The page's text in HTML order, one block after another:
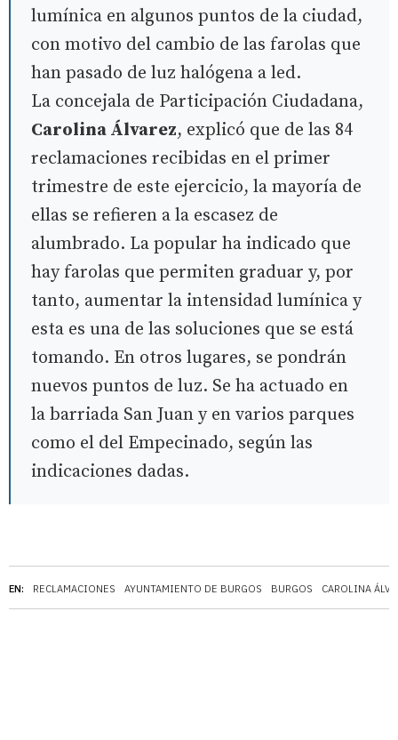
EN: RECLAMACIONES AYUNTAMIENTO DE BURGOS BURGOS CAROLINA
lumínica en algunos puntos de la ciudad,
con motivo del cambio de las farolas que
han pasado de luz halógena a led.
La concejala de Participación Ciudadana,
Carolina Álvarez, explicó que de las 84
reclamaciones recibidas en el primer
trimestre de este ejercicio, la mayoría de
ellas se refieren a la escasez de
alumbrado. La popular ha indicado que
hay farolas que permiten graduar y, por
tanto, aumentar la intensidad lumínica y
esta es una de las soluciones que se está
tomando. En otros lugares, se pondrán
nuevos puntos de luz. Se ha actuado en
la barriada San Juan y en varios parques
como el del Empecinado, según las
indicaciones dadas.